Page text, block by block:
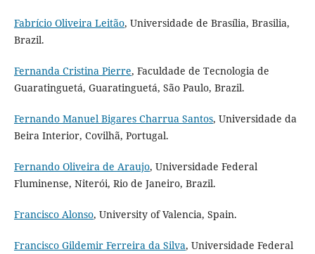
Fabrício Oliveira Leitão, Universidade de Brasília, Brasilia,
Brazil.
Fernanda Cristina Pierre, Faculdade de Tecnologia de
Guaratinguetá, Guaratinguetá, São Paulo, Brazil.
Fernando Manuel Bigares Charrua Santos, Universidade da
Beira Interior, Covilhã, Portugal.
Fernando Oliveira de Araujo, Universidade Federal
Fluminense, Niterói, Rio de Janeiro, Brazil.
Francisco Alonso, University of Valencia, Spain.
Francisco Gildemir Ferreira da Silva, Universidade Federal